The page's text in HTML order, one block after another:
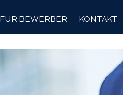
FÜR BEWERBER KONTAKT